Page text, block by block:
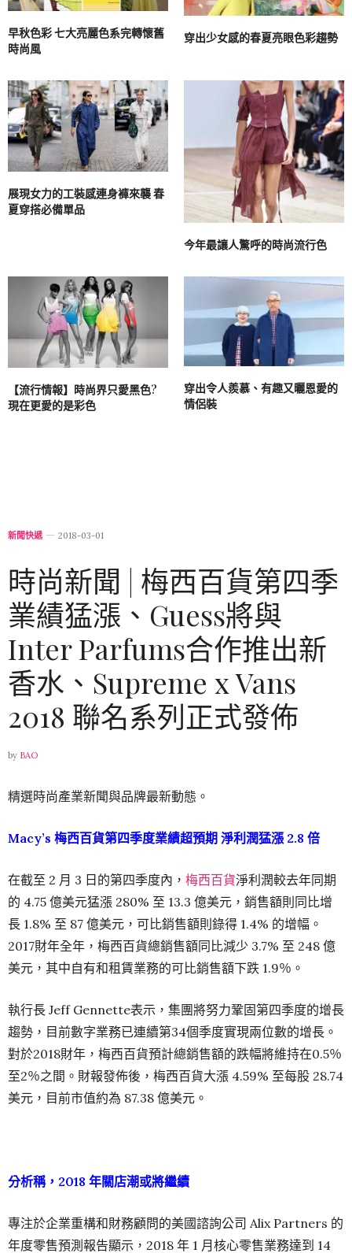
早秋色彩 七大亮麗色系完轉懷舊
時尚風
穿出少女感的春夏亮眼色彩趨勢
展現女力的工裝感連身褲來襲 春
夏穿搭必備單品
今年最讓人驚呼的時尚流行色
【流行情報】時尚界只愛黑色?
現在更愛的是彩色
穿出令人羨慕、有趣又曬恩愛的
情侶裝
新聞快遞 2018-03-01
時尚新聞 | 梅西百貨第四季
業績猛漲、Guess將與
Inter Parfums合作推出新
香水、Supreme x Vans
2018 聯名系列正式發佈
by BAO
精選時尚產業新聞與品牌最新動態。
Macy’s 梅西百貨第四季度業績超預期 淨利潤猛漲 2.8 倍
在截至 2 月 3 日的第四季度內， 梅西百貨淨利潤較去年同期
的 4.75 億美元猛漲 280% 至 13.3 億美元，銷售額則同比增
長 1.8% 至 87 億美元，可比銷售額則錄得 1.4% 的增幅。
2017財年全年，梅西百貨總銷售額同比減少 3.7% 至 248 億
美元，其中自有和租賃業務的可比銷售額下跌 1.9％。
執行長 Jeff Gennette表示，集團將努力鞏固第四季度的增長
趨勢，目前數字業務已連續第34個季度實現兩位數的增長。
對於2018財年，梅西百貨預計總銷售額的跌幅將維持在0.5％
至2％之間。財報發佈後，梅西百貨大漲 4.59% 至每股 28.74
美元，目前市值約為 87.38 億美元。
分析稱，2018 年關店潮或將繼續
專注於企業重構和財務顧問的美國諮詢公司 Alix Partners 的
年度零售預測報告顯示，2018 年 1 月核心零售業務達到 14